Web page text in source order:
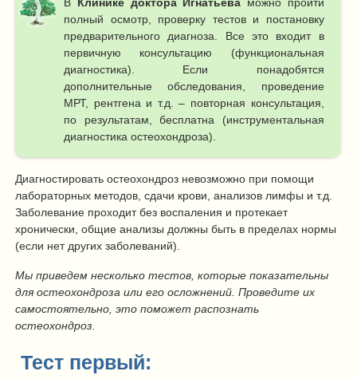
полный осмотр, проверку тестов и постановку
предварительного диагноза. Все это входит в
первичную консультацию (функциональная
диагностика). Если понадобятся
дополнительные обследования, проведение
МРТ, рентгена и т.д. – повторная консультация,
по результатам, бесплатна (инструментальная
диагностика остеохондроза).
Диагностировать остеохондроз невозможно при помощи
лабораторных методов, сдачи крови, анализов лимфы и т.д.
Заболевание проходит без воспаления и протекает
хронически, общие анализы должны быть в пределах нормы
(если нет других заболеваний).
Мы приведем несколько тестов, которые показательны
для остеохондроза или его осложнений. Проведите их
самостоятельно, это поможет распознать
остеохондроз.
Тест первый: